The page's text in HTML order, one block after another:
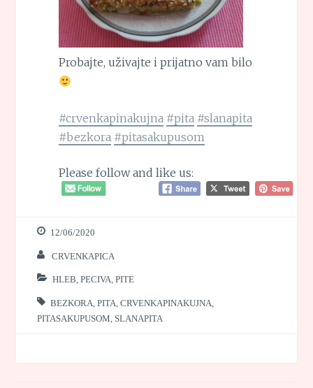
Probajte, uživajte i prijatno vam bilo
#crvenkapinakujna #pita #slanapita
#bezkora #pitasakupusom
Please follow and like us:
12/06/2020
CRVENKAPICA
HLEB, PECIVA, PITE
BEZKORA ,PITA ,CRVENKAPINAKUJNA
PITASAKUPUSOM
SLANAPITA